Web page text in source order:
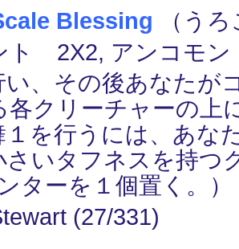
Blessing （う
ト 2X2, アンコモン
い、その後あなたが
各クリーチャーの上
１を行うには、あな
さいタフネスを持つ
ターを１個置く。）
(27/331)